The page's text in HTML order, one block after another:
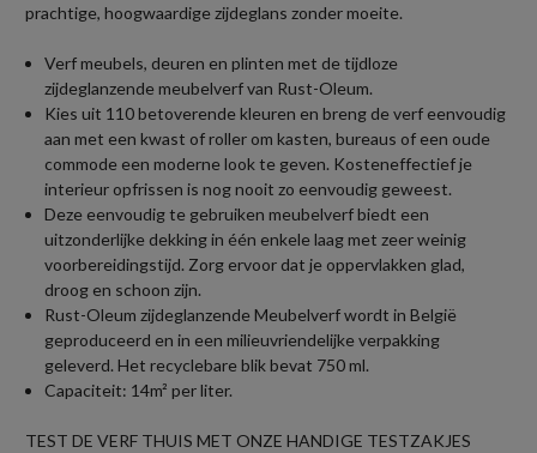
prachtige, hoogwaardige zijdeglans zonder moeite.
Verf meubels, deuren en plinten met de tijdloze
zijdeglanzende meubelverf van Rust-Oleum.
Kies uit 110 betoverende kleuren en breng de verf eenvoudig
aan met een kwast of roller om kasten, bureaus of een oude
commode een moderne look te geven. Kosteneffectief je
interieur opfrissen is nog nooit zo eenvoudig geweest.
Deze eenvoudig te gebruiken meubelverf biedt een
uitzonderlijke dekking in één enkele laag met zeer weinig
voorbereidingstijd. Zorg ervoor dat je oppervlakken glad,
droog en schoon zijn.
Rust-Oleum zijdeglanzende Meubelverf wordt in België
geproduceerd en in een milieuvriendelijke verpakking
geleverd. Het recyclebare blik bevat 750 ml.
Capaciteit: 14m² per liter.
TEST DE VERF THUIS MET ONZE HANDIGE TESTZAKJES